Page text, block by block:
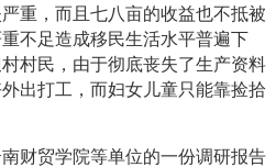
重，而且七八亩的收益也不抵被
不足造成移民生活水平普遍下
村民，由于彻底丧失了生产资料
出打工，而妇女儿童只能靠捡拾
贸学院等单位的一份调研报告